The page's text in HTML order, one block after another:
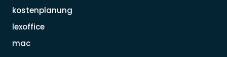
kostenplanung
lexoffice
mac